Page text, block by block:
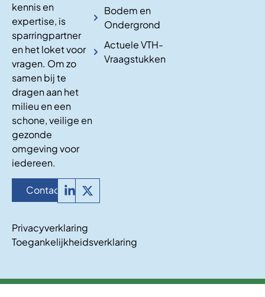
kennis en
expertise, is
sparringpartner
en het loket voor
vragen. Om zo
samen bij te
dragen aan het
milieu en een
schone, veilige en
gezonde
omgeving voor
iedereen.
Contact
Bodem en
Ondergrond
Actuele VTH-
Vraagstukken
Privacyverklaring
Toegankelijkheidsverklaring